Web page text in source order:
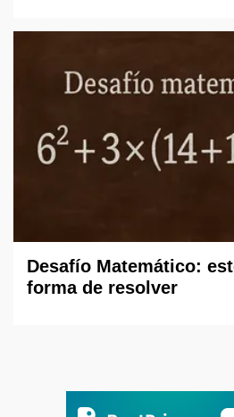
Desafío Matemático:
forma de resolver